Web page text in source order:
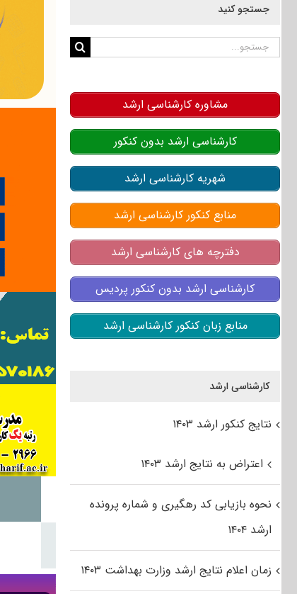
جستجو کنید
جستجو
مشاوره کارشناسی ارشد
کارشناسی ارشد بدون کنکور
شهریه کارشناسی ارشد
منابع کنکور کارشناسی ارشد
دفترچه های کارشناسی ارشد
کارشناسی ارشد بدون کنکور پردیس
منابع زبان کنکور کارشناسی ارشد
کارشناسی ارشد
نتایج کنکور ارشد ۱۴۰۳
اعتراض به نتایج ارشد ۱۴۰۳
نحوه بازیابی کد رهگیری و شماره پرونده
ارشد ۱۴۰۴
زمان اعلام نتایج ارشد وزارت بهداشت ۱۴۰۳